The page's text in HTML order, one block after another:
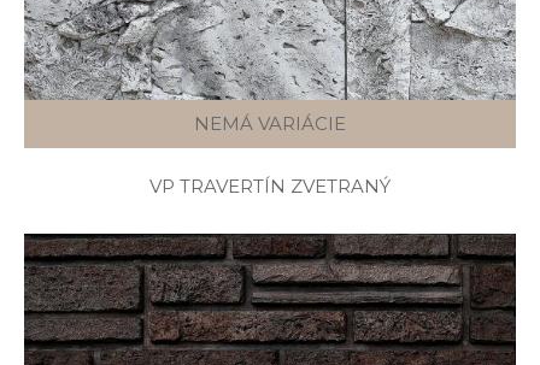
NEMÁ VARIÁCIE
VP TRAVERTÍN ZVETRANÝ